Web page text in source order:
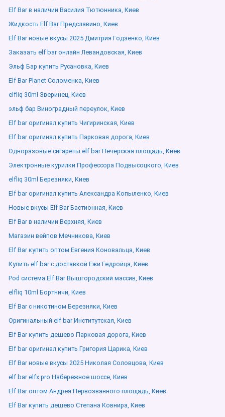
Elf Bar в наличии Василия Тютюнника, Киев
Жидкость Elf Bar Предславино, Киев
Elf Bar новые вкусы 2025 Дмитрия Годзенко, Киев
Заказать elf bar онлайн Левандовская, Киев
Эльф Бар купить Русановка, Киев
Elf Bar Planet Соломенка, Киев
elfliq 30ml Зверинец, Киев
эльф бар Виноградный переулок, Киев
Elf bar оригинал купить Чигиринская, Киев
Elf bar оригинал купить Парковая дорога, Киев
Одноразовые сигареты elf bar Печерская площадь, Киев
Электронные курилки Профессора Подвысоцкого, Киев
elfliq 30ml Березняки, Киев
Elf bar оригинал купить Александра Копыленко, Киев
Новые вкусы Elf Bar Бастионная, Киев
Elf Bar в наличии Верхняя, Киев
Магазин вейпов Мечникова, Киев
Elf Bar купить оптом Евгения Коновальца, Киев
Купить elf bar с доставкой Ежи Гедройца, Киев
Pod система Elf Bar Вышгородский массив, Киев
elfliq 10ml Бортничи, Киев
Elf Bar с никотином Березняки, Киев
Оригинальный elf bar Институтская, Киев
Elf Bar купить дешево Парковая дорога, Киев
Elf bar оригинал купить Григория Царика, Киев
Elf Bar новые вкусы 2025 Николая Соловцова, Киев
elf bar elfx pro Набережное шоссе, Киев
Elf Bar оптом Андрея Первозванного площадь, Киев
Elf Bar купить дешево Степана Ковнира, Киев